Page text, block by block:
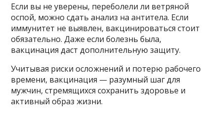
Если вы не уверены, переболели ли ветряной
оспой, можно сдать анализ на антитела. Если
иммунитет не выявлен, вакцинироваться стоит
обязательно. Даже если болезнь была,
вакцинация даст дополнительную защиту.
Учитывая риски осложнений и потерю рабочего
времени, вакцинация — разумный шаг для
мужчин, стремящихся сохранить здоровье и
активный образ жизни.